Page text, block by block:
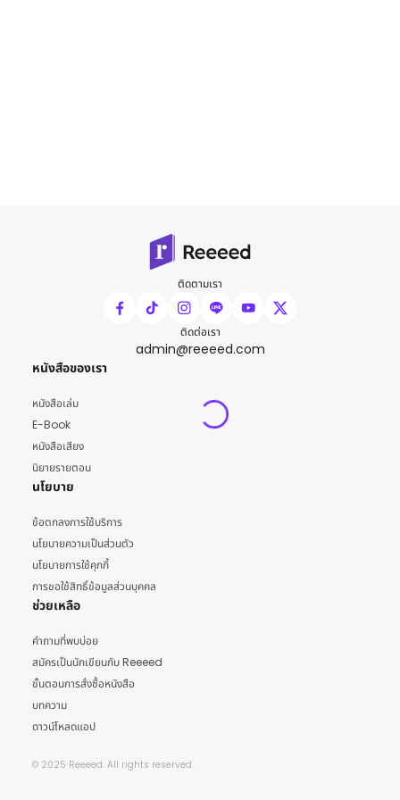
ติดตามเรา
ติดต่อเรา
admin@reeeed.com
หนังสือของเรา
หนังสือเล่ม
E-Book
หนังสือเสียง
นิยายรายตอน
นโยบาย
ข้อตกลงการใช้บริการ
นโยบายความเป็นส่วนตัว
นโยบายการใช้คุกกี้
การขอใช้สิทธิ์ข้อมูลส่วนบุคคล
ช่วยเหลือ
คำถามที่พบบ่อย
สมัครเป็นนักเขียนกับ Reeeed
ขั้นตอนการสั่งซื้อหนังสือ
บทความ
ดาวน์โหลดแอป
© 2025 Reeeed. All rights reserved.